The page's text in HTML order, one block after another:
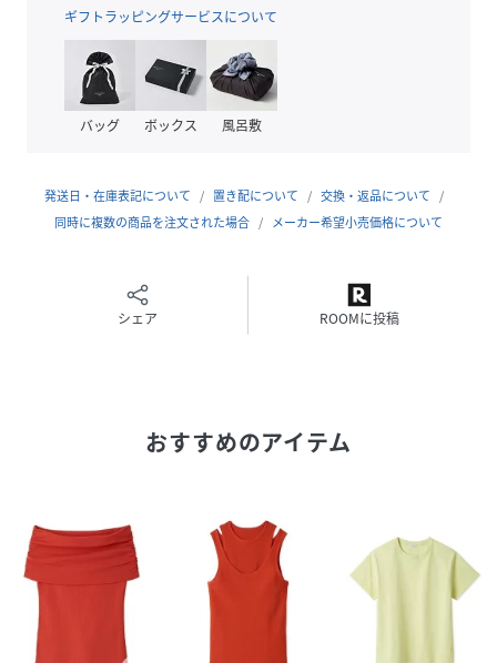
滑らかなコットン100%のインレー素材を使用。ハリとコシ
がありつつ適度な密度で、Tシャツ生地より伸びにくく型崩
れしにくい安定感が特徴です。肌触りも柔らかく、暑い夏で
も快適に着られます。
カートなどどんなボトムにも自然に合わせやすい。カーディ
ガンやシャツジャケットのインナーとしても活躍する、夏の
【Staff Review 1】
身長162cm / 骨格ナチュラル
【Staff Review2】
ポイント。どんなボトムとも相性が良く、軽やかでヘルシー
な夏コーデを楽しめます。
【本体】
透け感：なし
裏地：なし
ギフトラッピングサービスについて
バッグ ボックス 風呂敷
発送日・在庫表記について 置き配について
交換・返品について
同時に複数の商品を注文された場合
メーカー希望小売価格について
シェア ROOMに投稿
おすすめのアイテム